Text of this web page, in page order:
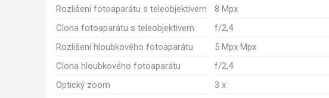
Rozlišení fotoaparátu s teleobjektivem
8 Mpx
Clona fotoaparátu s teleobjektivem
f/2,4
Rozlišení hloubkového fotoaparátu
5 Mpx Mpx
Clona hloubkového fotoaparátu
f/2,4
Optický zoom
3 x